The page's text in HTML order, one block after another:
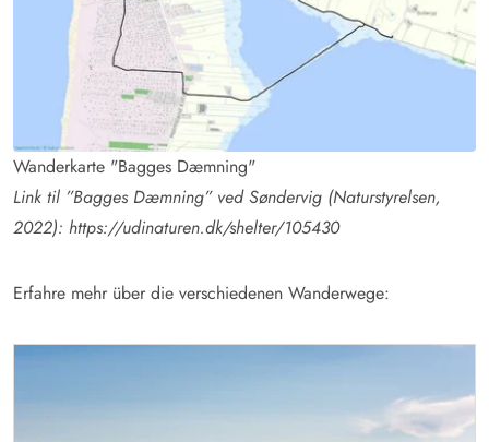
Wanderkarte "Bagges Dæmning"
Link til ”Bagges Dæmning” ved Søndervig (Naturstyrelsen,
2022): https://udinaturen.dk/shelter/105430
Erfahre mehr über die verschiedenen Wanderwege: